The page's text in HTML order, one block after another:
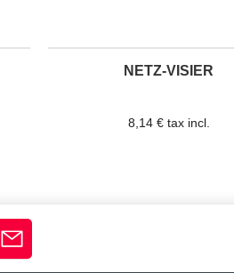
NETZ-VISIER
8,14 € tax incl.